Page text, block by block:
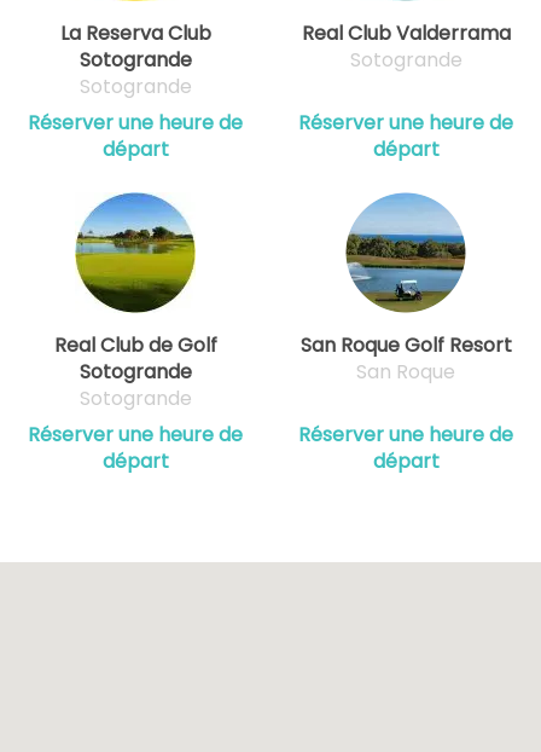
La Reserva Club
Sotogrande
Sotogrande
Réserver une heure de
départ
Real Club Valderrama
Sotogrande
Réserver une heure de
départ
Real Club de Golf
Sotogrande
Sotogrande
Réserver une heure de
départ
San Roque Golf Resort
San Roque
Réserver une heure de
départ